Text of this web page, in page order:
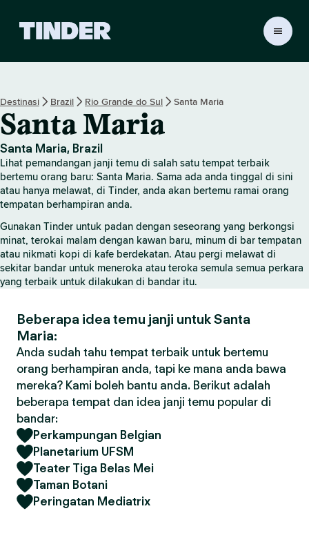
a
n
U
a
m
a
T
n
d
e
r
Destinasi Brazil Rio Grande do Sul Santa Maria
Santa Maria
Santa Maria, Brazil
Lihat pemandangan janji temu di salah satu tempat terbaik
bertemu orang baru: Santa Maria. Sama ada anda tinggal di sini
atau hanya melawat, di Tinder, anda akan bertemu ramai orang
tempatan berhampiran anda.
Gunakan Tinder untuk padan dengan seseorang yang berkongsi
minat, terokai malam dengan kawan baru, minum di bar tempatan
atau nikmati kopi di kafe berdekatan. Atau pergi melawat di
sekitar bandar untuk meneroka atau teroka semula semua perkara
yang terbaik untuk dilakukan di bandar itu.
Beberapa idea temu janji untuk Santa
Maria:
Anda sudah tahu tempat terbaik untuk bertemu
orang berhampiran anda, tapi ke mana anda bawa
mereka? Kami boleh bantu anda. Berikut adalah
beberapa tempat dan idea janji temu popular di
bandar:
Perkampungan Belgian
Planetarium UFSM
Teater Tiga Belas Mei
Taman Botani
Peringatan Mediatrix